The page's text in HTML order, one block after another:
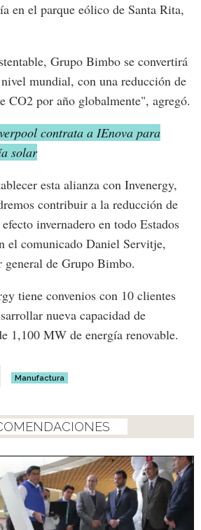
en el parque eólico de Santa Rita,
Grupo Bimbo se convertirá
mundial, con una reducción de
CO2 por año globalmente", agregó.
contrata a IEnova para
solar
esta alianza con Invenergy,
contribuir a la reducción de
invernadero en todo Estados
el comunicado Daniel Servitje,
de Grupo Bimbo.
tiene convenios con 10 clientes
nueva capacidad de
1,100 MW de energía renovable.
Manufactura